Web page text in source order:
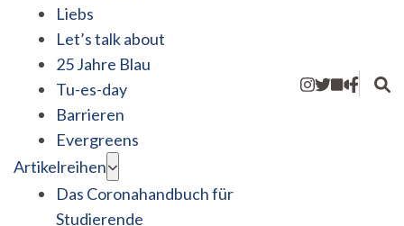
Liebs
Let’s talk about
25 Jahre Blau
Tu-es-day
Barrieren
Evergreens
Artikelreihen
Das Coronahandbuch für
Studierende